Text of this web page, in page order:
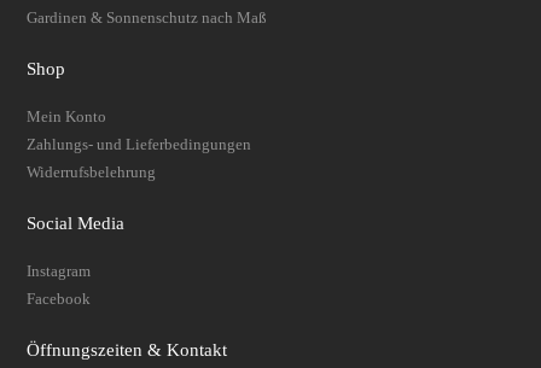
Gardinen & Sonnenschutz nach Maß
Shop
Mein Konto
Zahlungs- und Lieferbedingungen
Widerrufsbelehrung
Social Media
Instagram
Facebook
Öffnungszeiten & Kontakt